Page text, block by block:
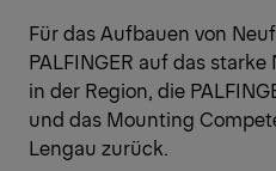
Für das Aufbauen von
PALFINGER auf das
in der Region, die
und das Mounting
Lengau zurück.